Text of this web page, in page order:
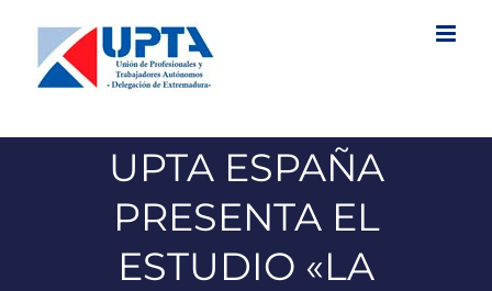
contenido
UPTA ESPAÑA
PRESENTA EL
ESTUDIO «LA